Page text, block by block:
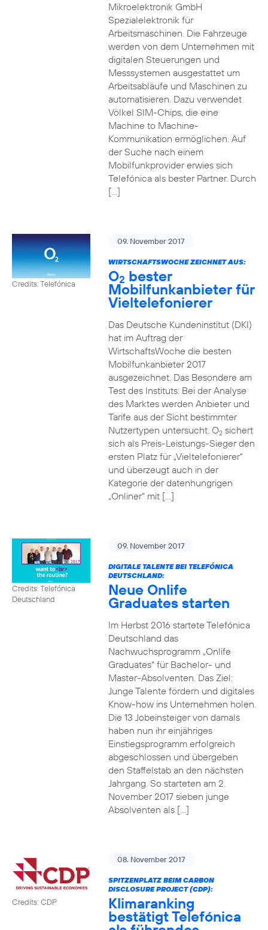
Mikroelektronik GmbH
Spezialelektronik für
Arbeitsmaschinen. Die Fahrzeuge
werden von dem Unternehmen mit
digitalen Steuerungen und
Messsystemen ausgestattet um
Arbeitsabläufe und Maschinen zu
automatisieren. Dazu verwendet
Völkel SIM-Chips, die eine
Machine to Machine-
Kommunikation ermöglichen. Auf
der Suche nach einem
Mobilfunkprovider erwies sich
Telefónica als bester Partner. Durch
[…]
Credits: Telefónica
09. November 2017
WIRTSCHAFTSWOCHE ZEICHNET AUS:
O2 bester
Mobilfunkanbieter für
Vieltelefonierer
Das Deutsche Kundeninstitut (DKI)
hat im Auftrag der
WirtschaftsWoche die besten
Mobilfunkanbieter 2017
ausgezeichnet. Das Besondere am
Test des Instituts: Bei der Analyse
des Marktes werden Anbieter und
Tarife aus der Sicht bestimmter
Nutzertypen untersucht. O2sichert
sich als Preis-Leistungs-Sieger den
ersten Platz für „Vieltelefonierer“
und überzeugt auch in der
Kategorie der datenhungrigen
„Onliner“ mit […]
Credits: Telefónica
Deutschland
09. November 2017
DIGITALE TALENTE BEI TELEFÓNICA
DEUTSCHLAND:
Neue Onlife
Graduates starten
Im Herbst 2016 startete Telefónica
Deutschland das
Nachwuchsprogramm „Onlife
Graduates“ für Bachelor- und
Master-Absolventen. Das Ziel:
Junge Talente fördern und digitales
Know-how ins Unternehmen holen.
Die 13 Jobeinsteiger von damals
haben nun ihr einjähriges
Einstiegsprogramm erfolgreich
abgeschlossen und übergeben
den Staffelstab an den nächsten
Jahrgang. So starteten am 2.
November 2017 sieben junge
Absolventen als […]
Credits: CDP
08. November 2017
SPITZENPLATZ BEIM CARBON
DISCLOSURE PROJECT (CDP):
Klimaranking
bestätigt Telefónica